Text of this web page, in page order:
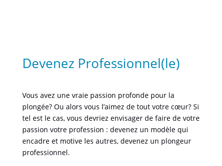
Devenez Professionnel(le)
Vous avez une vraie passion profonde pour la
plongée? Ou alors vous l’aimez de tout votre cœur? Si
tel est le cas, vous devriez envisager de faire de votre
passion votre profession : devenez un modèle qui
encadre et motive les autres, devenez un plongeur
professionnel.